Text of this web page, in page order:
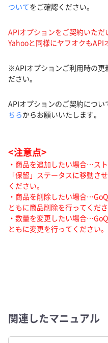
ついてをご確認ください。
APIオプションをご契約いただ
Yahooと同様にヤフオクもAPI
※APIオプションご利用時の更
ださい。
APIオプションのご契約につ
ちらからお願いいたします。
<注意点>
・商品を追加したい場合…ス
「保留」ステータスに移動さ
ください。
・商品を削除したい場合
ともに商品削除を行ってくださ
・数量を変更したい場合
ともに変更を行ってください。
関連したマニュアル